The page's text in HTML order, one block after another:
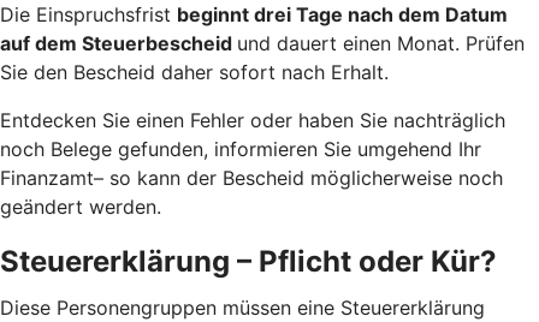
Die Einspruchsfrist beginnt drei Tage nach dem Datum
auf dem Steuerbescheid und dauert einen Monat. Prüfen
Sie den Bescheid daher sofort nach Erhalt.
Entdecken Sie einen Fehler oder haben Sie nachträglich
noch Belege gefunden, informieren Sie umgehend Ihr
Finanzamt– so kann der Bescheid möglicherweise noch
geändert werden.
Steuererklärung – Pflicht oder Kür?
Diese Personengruppen müssen eine Steuererklärung